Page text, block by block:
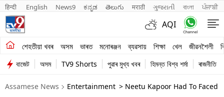
हिन्दी English News9 ಕನ್ನಡ తెలుగు मराठी ગુજરાતી বাংলা ਪੰਜਾਬੀ
AQI
শেহতীয়া খবৰ অসম ভাৰত মনোৰঞ্জন ব্যৱসায় শিক্ষা খেল জীৱনশৈলী
শেহতীয়া খবৰ
অসম
ভাৰত
বাজেট অসম TV9 Shorts পুৱাৰ মুখ্য খবৰ হিমন্ত বিশ্ব শৰ্মা ৰাজনীতি
Assamese News Entertainment > Neetu Kapoor Had To Faced